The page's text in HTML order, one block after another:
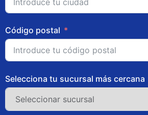
Código postal
Selecciona tu sucursal más cercana